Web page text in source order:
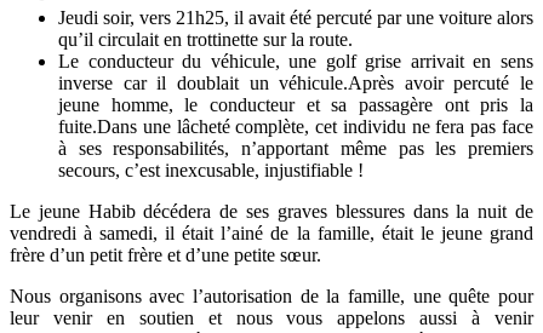
Jeudi soir, vers 21h25, il avait été percuté par une voiture alors
qu’il circulait en trottinette sur la route.
Le conducteur du véhicule, une golf grise arrivait en sens
inverse car il doublait un véhicule.Après avoir percuté le
jeune homme, le conducteur et sa passagère ont pris la
fuite.Dans une lâcheté complète, cet individu ne fera pas face
à ses responsabilités, n’apportant même pas les premiers
secours, c’est inexcusable, injustifiable !
Le jeune Habib décédera de ses graves blessures dans la nuit de
vendredi à samedi, il était l’ainé de la famille, était le jeune grand
frère d’un petit frère et d’une petite sœur.
Nous organisons avec l’autorisation de la famille, une quête pour
leur venir en soutien et nous vous appelons aussi à venir